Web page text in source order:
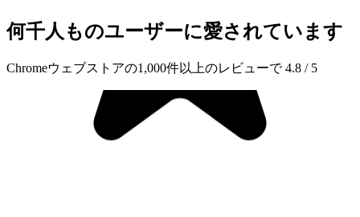
何千人ものユーザーに愛されています
Chromeウェブストアの1,000件以上のレビューで 4.8 / 5